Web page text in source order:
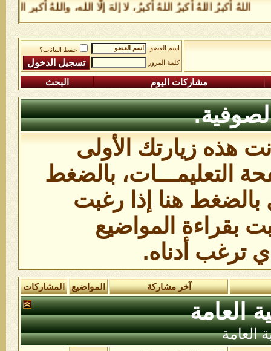
أكبرُ اللهُ أكبرُ اللهُ أكبرُ، لا إلهَ إلَّا الله، واللهُ أكبر اللهُ
اسم العضو
حفظ البيانات؟
كلمة المرور
مشاركات اليوم البحث
هذه زيارتك الأولى
التعليمـــات، بالضغط
بالضغط هنا إذا رغبت
بقراءة المواضيع
ترغب أدناه.
آخر مشاركة المواضيع المشاركات
العامة
العامة